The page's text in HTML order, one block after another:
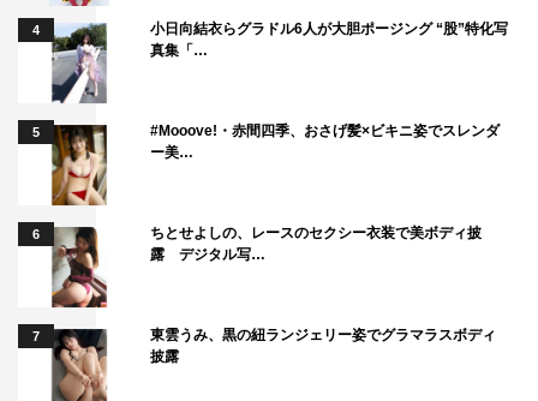
●制コレ22グランプリの蓬莱舞が、20歳になりぐっと大人
っぽくなったグラビアを披露。女優としての充実ぶりを感
じるセクシーな表情は必見。誌面のQRコードから見られ
●好評発売中のボム水着別冊『BOMB Love Special 2026』
から、沢口愛華、南みゆか、松島かのん、百田汐里、花咲
楓香、横野すみれの未公開スペシャル水着カットを大放
出。
●6枚目シングル「ダントツで愛して/また、あなたに恋焦
がれているんだ」を発売するOCHA NORMAから、斉藤円
香、中山夏月姫、筒井澪心の3人が登場。新曲やこの夏の
4
小日向結衣らグラドル6人が大胆ポージング “股”特化写
真集「…
5
#Mooove!・赤間四季、おさげ髪×ビキニ姿でスレンダ
ー美…
6
ちとせよしの、レースのセクシー衣装で美ボディ披
露 デジタル写…
7
東雲うみ、黒の紐ランジェリー姿でグラマラスボディ
披露